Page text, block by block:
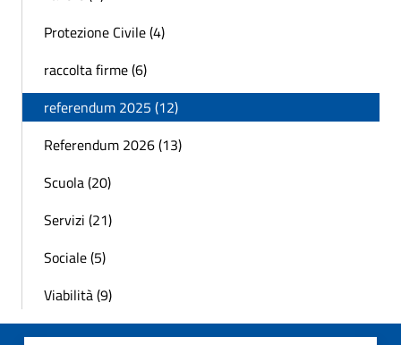
Protezione Civile (4)
raccolta firme (6)
referendum 2025 (12)
Referendum 2026 (13)
Scuola (20)
Servizi (21)
Sociale (5)
Viabilità (9)